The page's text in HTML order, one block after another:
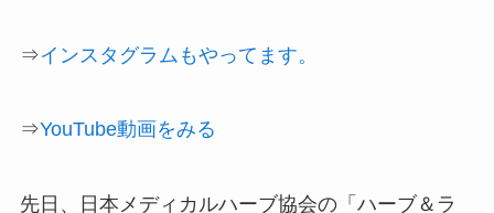
⇒インスタグラムもやってます。
⇒YouTube動画をみる
先日、日本メディカルハーブ協会の「ハーブ＆ラ